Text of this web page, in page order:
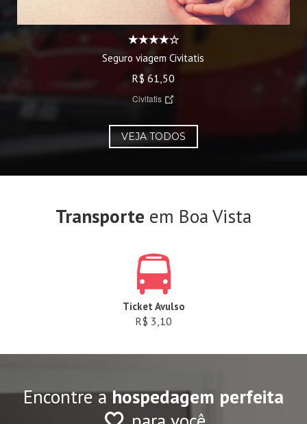
Seguro viagem Civitatis
R$ 61,50
Civitatis
VEJA TODOS
Transporte em Boa Vista
Ticket Avulso
R$ 3,10
Encontre ahospedagem perfeita